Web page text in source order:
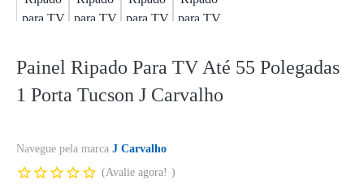
Painel Ripado Para TV Até 55 Polegadas
1 Porta Tucson J Carvalho
Navegue pela marca J Carvalho
Avalie agora!